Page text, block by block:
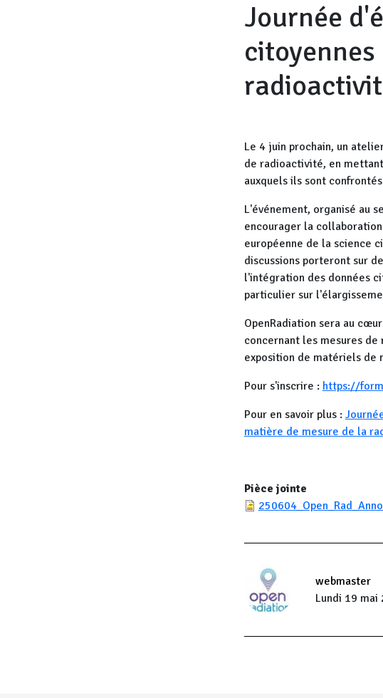
Journée
Le 4 juin prochain, un
de radioactivité, en
auxquels ils sont
L'événement, organisé au
encourager la
européenne de la science
discussions porteront sur
l'intégration des données
particulier sur
OpenRadiation sera au
concernant les mesures
exposition de matériels de
Pour s'inscrire : https://
Pour en savoir plus :
matière de mesure de la
Pièce jointe
webmaster
Lundi 19 mai